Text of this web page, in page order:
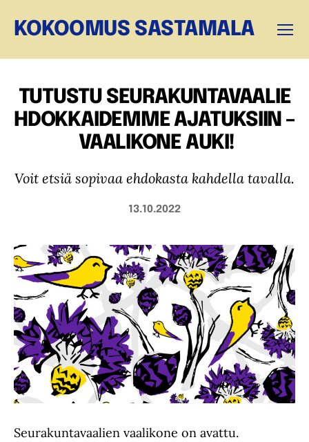
KOKOOMUS SASTAMALA
TUTUSTU SEURAKUNTAVAALIE
HDOKKAIDEMME AJATUKSIIN –
VAALIKONE AUKI!
Voit etsiä sopivaa ehdokasta kahdella tavalla.
13.10.2022
Seurakuntavaalien vaalikone on avattu.